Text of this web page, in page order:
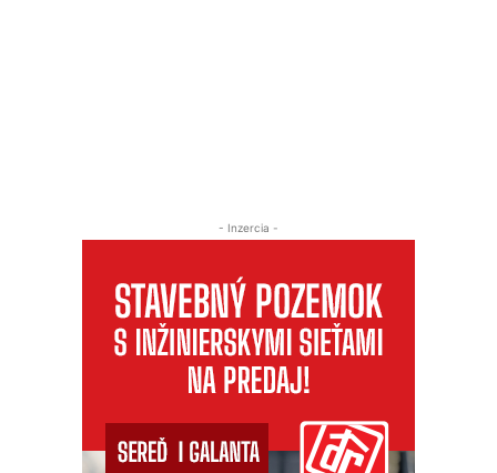
- Inzercia -